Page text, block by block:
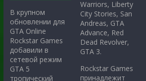
В крупном
обновлении для
GTA Online
Rockstar Games
добавили в
сетевой режим
GTA 5
тропический
Warriors, Liberty
City Stories, San
Andreas, GTA
Advance, Red
Dead Revolver,
GTA 3.
Rockstar Games
принадлежит